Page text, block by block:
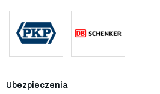
Ubezpieczenia